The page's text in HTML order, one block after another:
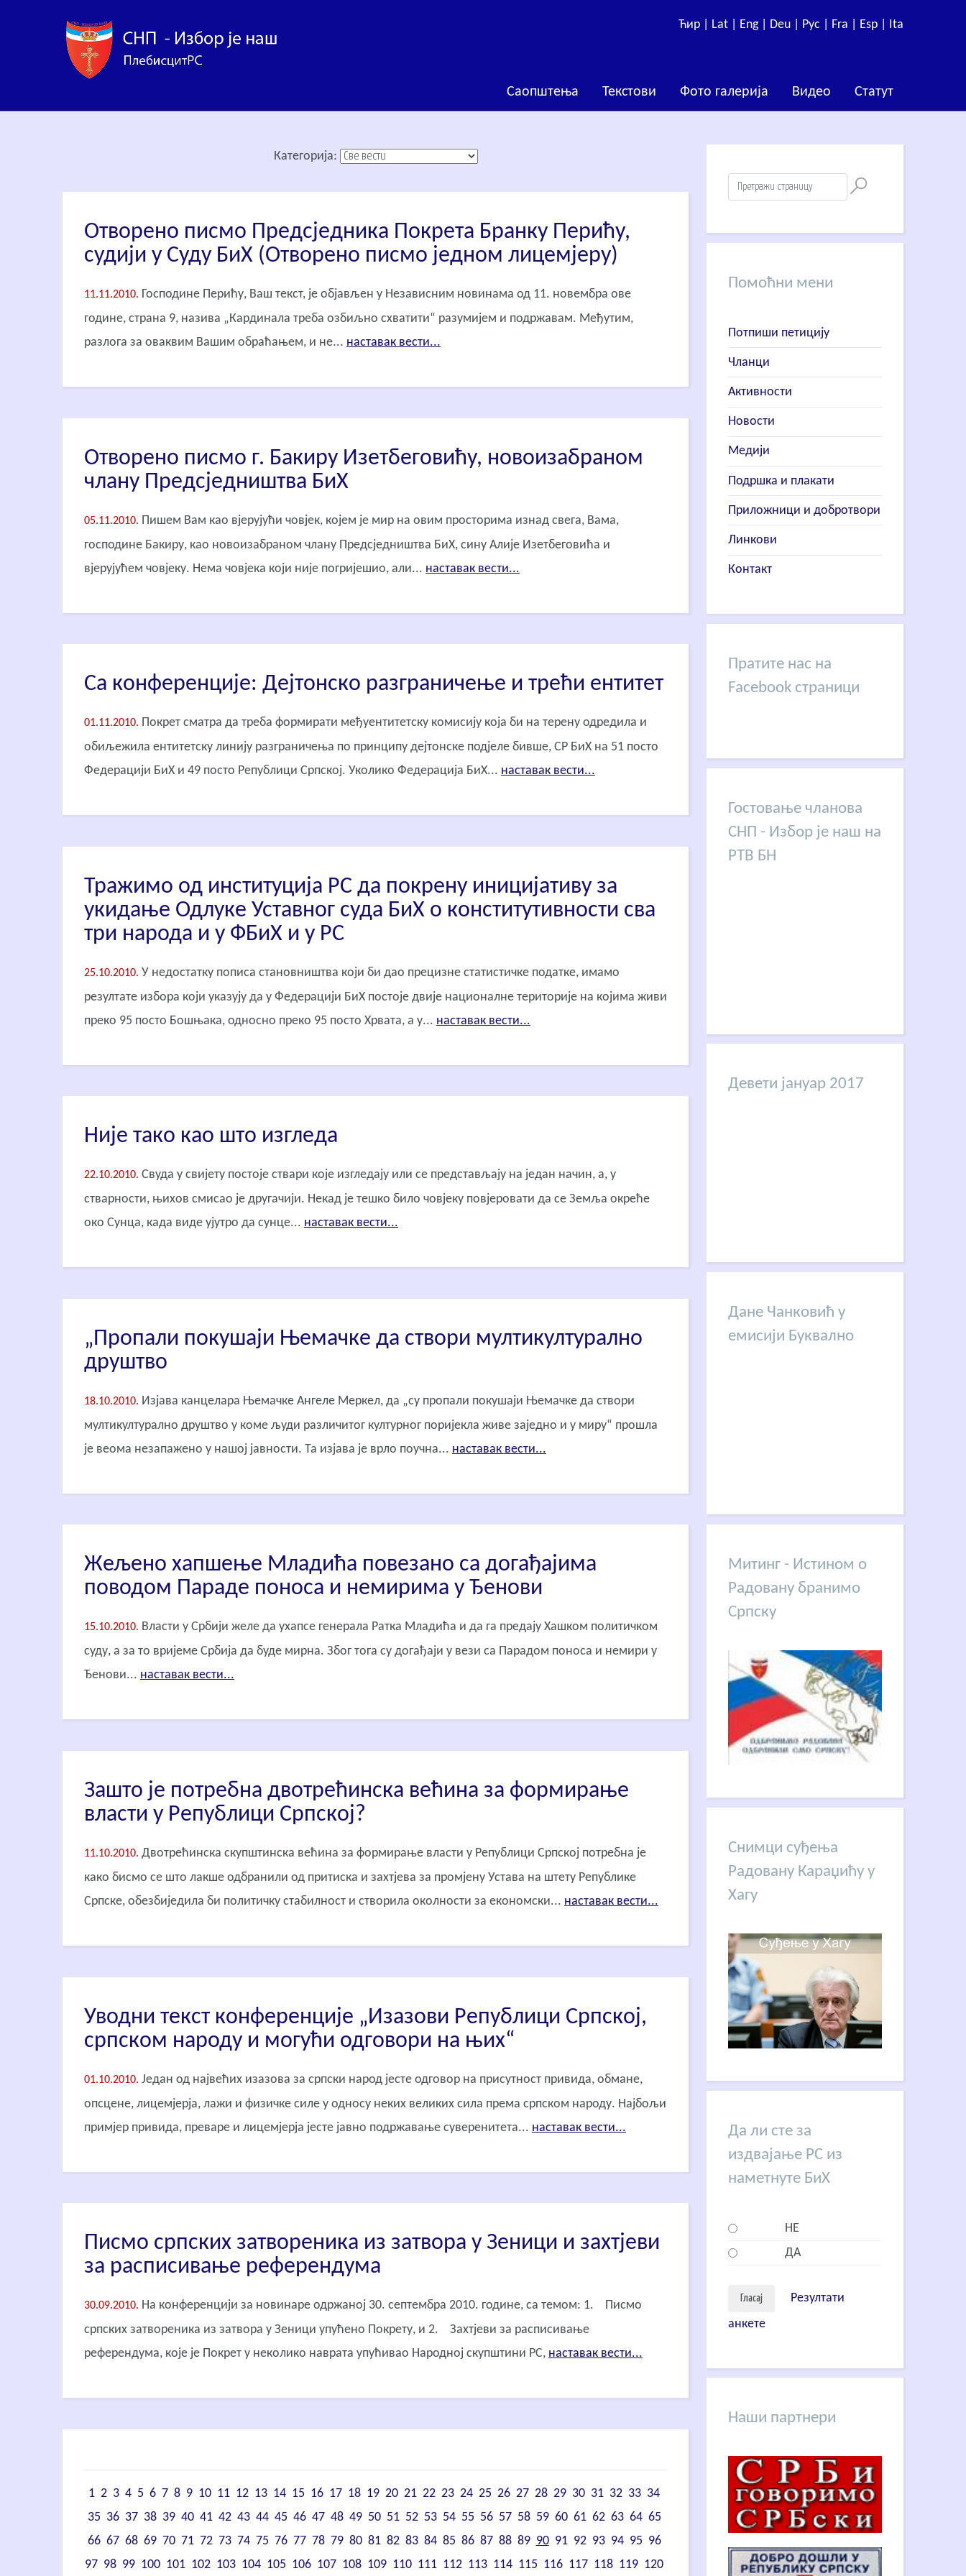
Ћир | Lat | Eng | Deu | Рус | Fra | Esp | Ita
Саопштења Текстови Фото галерија Видео Статут
Категорија:
Отворено писмо Предсједника Покрета Бранку Перићу,
судији у Суду БиХ (Отворено писмо једном лицемјеру)
11.11.2010. Господине Перићу, Ваш текст, је објављен у Независним новинама од 11. новембра ове
године, страна 9, назива „Кардинала треба озбиљно схватити“ разумијем и подржавам. Међутим,
разлога за оваквим Вашим обраћањем, и не... наставак вести...
Отворено писмо г. Бакиру Изетбеговићу, новоизабраном
члану Предсједништва БиХ
05.11.2010. Пишем Вам као вјерујући човјек, којем је мир на овим просторима изнад свега, Вама,
господине Бакиру, као новоизабраном члану Предсједништва БиХ, сину Алије Изетбеговића и
вјерујућем човјеку. Нема човјека који није погријешио, али... наставак вести...
Са конференције: Дејтонско разграничење и трећи ентитет
01.11.2010. Покрет сматра да треба формирати међуентитетску комисију која би на терену одредила и
обиљежила ентитетску линију разграничења по принципу дејтонске подјеле бивше, СР БиХ на 51 посто
Федерацији БиХ и 49 посто Републици Српској. Уколико Федерација БиХ... наставак вести...
Тражимо од институција РС да покрену иницијативу за
укидање Одлуке Уставног суда БиХ о конститутивности сва
три народа и у ФБиХ и у РС
25.10.2010. У недостатку пописа становништва који би дао прецизне статистичке податке, имамо
резултате избора који указују да у Федерацији БиХ постоје двије националне територије на којима живи
преко 95 посто Бошњака, односно преко 95 посто Хрвата, а у... наставак вести...
Није тако као што изгледа
22.10.2010. Свуда у свијету постоје ствари које изгледају или се представљају на један начин, а, у
стварности, њихов смисао је другачији. Некад је тешко било човјеку повјеровати да се Земља окреће
око Сунца, када виде ујутро да сунце... наставак вести...
„Пропали покушаји Њемачке да створи мултикултурално
друштво
18.10.2010. Изјава канцелара Њемачке Ангеле Меркел, да „су пропали покушаји Њемачке да створи
мултикултурално друштво у коме људи различитог културног поријекла живе заједно и у миру“ прошла
је веома незапажено у нашој јавности. Та изјава је врло поучна... наставак вести...
Жељено хапшење Младића повезано са догађајима
поводом Параде поноса и немирима у Ђенови
15.10.2010. Власти у Србији желе да ухапсе генерала Ратка Младића и да га предају Хашком политичком
суду, а за то вријеме Србија да буде мирна. Због тога су догађаји у вези са Парадом поноса и немири у
Ђенови... наставак вести...
Зашто је потребна двотрећинска већина за формирање
власти у Републици Српској?
11.10.2010. Двотрећинска скупштинска већина за формирање власти у Републици Српској потребна је
како бисмо се што лакше одбранили од притиска и захтјева за промјену Устава на штету Републике
Српске, обезбиједила би политичку стабилност и створила околности за економски... наставак вести...
Уводни текст конференције „Изазови Републици Српској,
српском народу и могући одговори на њих“
01.10.2010. Један од највећих изазова за српски народ јесте одговор на присутност привида, обмане,
опсцене, лицемјерја, лажи и физичке силе у односу неких великих сила према српском народу. Најбољи
примјер привида, преваре и лицемјерја јесте јавно подржавање суверенитета... наставак вести...
Писмо српских затвореника из затвора у Зеници и захтјеви
за расписивање референдума
30.09.2010. На конференцији за новинаре одржаној 30. септембра 2010. године, са темом: 1. Писмо
српских затвореника из затвора у Зеници упућено Покрету, и 2. Захтјеви за расписивање
референдума, које је Покрет у неколико наврата упућивао Народној скупштини РС, наставак вести...
1 2 3 4 5 6 7 8 9 10 11 12 13 14 15 16 17 18 19 20 21 22 23 24 25 26 27 28 29 30 31 32 33 34
35 36 37 38 39 40 41 42 43 44 45 46 47 48 49 50 51 52 53 54 55 56 57 58 59 60 61 62 63 64 65
66 67 68 69 70 71 72 73 74 75 76 77 78 79 80 81 82 83 84 85 86 87 88 89 90 91 92 93 94 95 96
97 98 99 100 101 102 103 104 105 106 107 108 109 110 111 112 113 114 115 116 117 118 119 120
Помоћни мени
Потпиши петицију
Чланци
Активности
Новости
Медији
Подршка и плакати
Приложници и добротвори
Линкови
Контакт
Пратите нас на
Facebook страници
Гостовање чланова
СНП - Избор је наш на
РТВ БН
Девети јануар 2017
Дане Чанковић у
емисији Буквално
Митинг - Истином о
Радовану бранимо
Српску
Снимци суђења
Радовану Караџићу у
Хагу
Да ли сте за
издвајање РС из
наметнуте БиХ
НЕ
ДА
Резултати
анкете
Наши партнери